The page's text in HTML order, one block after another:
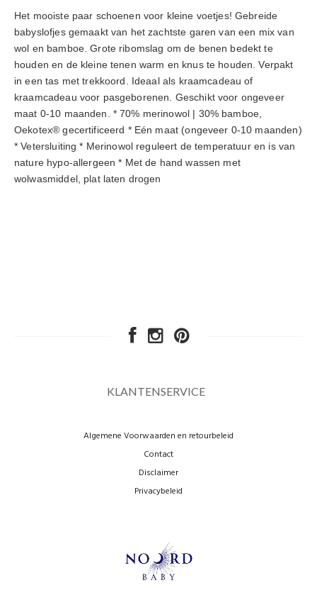
Het mooiste paar schoenen voor kleine voetjes! Gebreide
babyslofjes gemaakt van het zachtste garen van een mix van
wol en bamboe. Grote ribomslag om de benen bedekt te
houden en de kleine tenen warm en knus te houden. Verpakt
in een tas met trekkoord. Ideaal als kraamcadeau of
kraamcadeau voor pasgeborenen. Geschikt voor ongeveer
maat 0-10 maanden. * 70% merinowol | 30% bamboe,
Oekotex® gecertificeerd * Eén maat (ongeveer 0-10 maanden)
* Vetersluiting * Merinowol reguleert de temperatuur en is van
nature hypo-allergeen * Met de hand wassen met
wolwasmiddel, plat laten drogen
KLANTENSERVICE
Algemene Voorwaarden en retourbeleid
Contact
Disclaimer
Privacybeleid